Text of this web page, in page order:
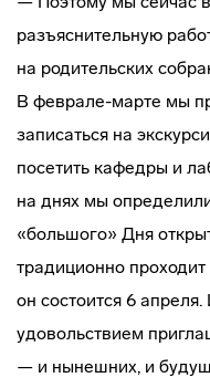
разъяснительную
на родительских
В феврале-марте мы
записаться на
посетить кафедры и
на днях мы
«большого» Дня
традиционно
он состоится 6
удовольствием
— и нынешних, и